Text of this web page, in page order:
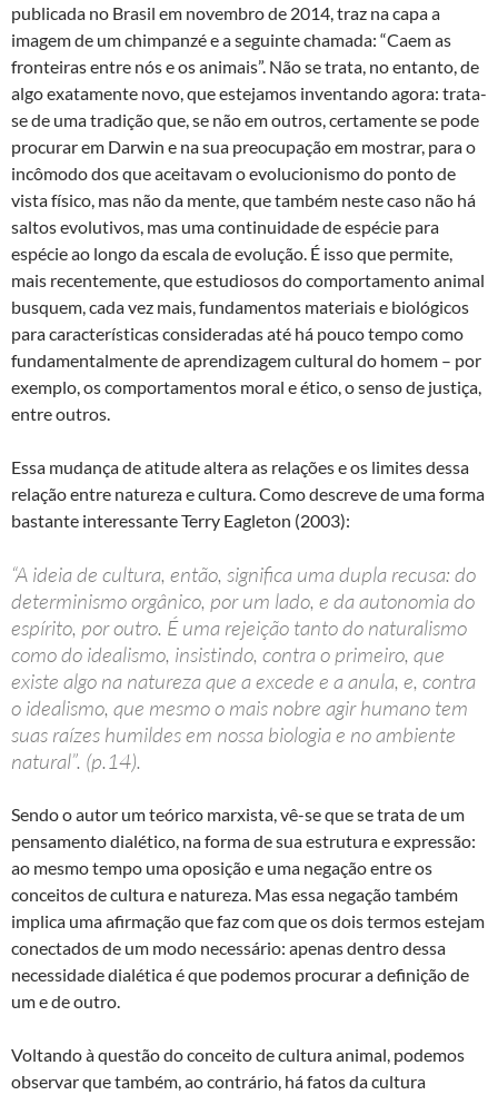
publicada no Brasil em novembro de 2014, traz na capa a
imagem de um chimpanzé e a seguinte chamada: “Caem as
fronteiras entre nós e os animais”. Não se trata, no entanto, de
algo exatamente novo, que estejamos inventando agora: trata-
se de uma tradição que, se não em outros, certamente se pode
procurar em Darwin e na sua preocupação em mostrar, para o
incômodo dos que aceitavam o evolucionismo do ponto de
vista físico, mas não da mente, que também neste caso não há
saltos evolutivos, mas uma continuidade de espécie para
espécie ao longo da escala de evolução. É isso que permite,
mais recentemente, que estudiosos do comportamento animal
busquem, cada vez mais, fundamentos materiais e biológicos
para características consideradas até há pouco tempo como
fundamentalmente de aprendizagem cultural do homem – por
exemplo, os comportamentos moral e ético, o senso de justiça,
entre outros.
Essa mudança de atitude altera as relações e os limites dessa
relação entre natureza e cultura. Como descreve de uma forma
bastante interessante Terry Eagleton (2003):
“A ideia de cultura, então, significa uma dupla recusa: do
determinismo orgânico, por um lado, e da autonomia do
espírito, por outro. É uma rejeição tanto do naturalismo
como do idealismo, insistindo, contra o primeiro, que
existe algo na natureza que a excede e a anula, e, contra
o idealismo, que mesmo o mais nobre agir humano tem
suas raízes humildes em nossa biologia e no ambiente
natural”. (p.14).
Sendo o autor um teórico marxista, vê-se que se trata de um
pensamento dialético, na forma de sua estrutura e expressão:
ao mesmo tempo uma oposição e uma negação entre os
conceitos de cultura e natureza. Mas essa negação também
implica uma afirmação que faz com que os dois termos estejam
conectados de um modo necessário: apenas dentro dessa
necessidade dialética é que podemos procurar a definição de
um e de outro.
Voltando à questão do conceito de cultura animal, podemos
observar que também, ao contrário, há fatos da cultura